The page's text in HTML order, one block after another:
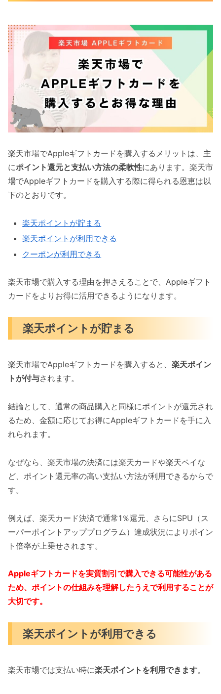
楽天市場でAppleギフトカードを購入するメリットは、主
にポイント還元と支払い方法の柔軟性にあります。楽天市
場でAppleギフトカードを購入する際に得られる恩恵は以
下のとおりです。
楽天ポイントが貯まる
楽天ポイントが利用できる
クーポンが利用できる
楽天市場で購入する理由を押さえることで、Appleギフト
カードをよりお得に活用できるようになります。
楽天ポイントが貯まる
楽天市場でAppleギフトカードを購入すると、 楽天ポイン
トが付与されます。
結論として、通常の商品購入と同様にポイントが還元され
るため、金額に応じてお得にAppleギフトカードを手に入
れられます。
なぜなら、楽天市場の決済には楽天カードや楽天ペイな
ど、ポイント還元率の高い支払い方法が利用できるからで
す。
例えば、楽天カード決済で通常1％還元、さらにSPU（ス
ーパーポイントアッププログラム）達成状況によりポイン
ト倍率が上乗せされます。
Appleギフトカードを実質割引で購入できる可能性がある
ため、ポイントの仕組みを理解したうえで利用することが
大切です。
楽天ポイントが利用できる
楽天市場では支払い時に楽天ポイントを利用できます。